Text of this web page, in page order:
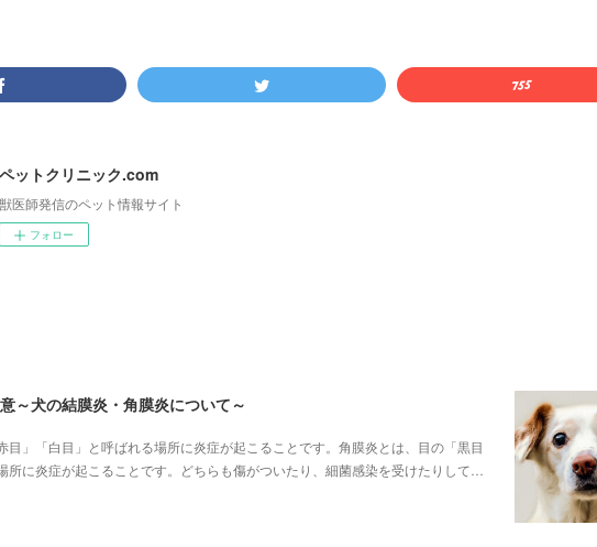
ペットクリニック.com
獣医師発信のペット情報サイト
フォロー
～犬の結膜炎・角膜炎について～
目」「白目」と呼ばれる場所に炎症が起こることです。角膜炎とは、目の「黒目
所に炎症が起こることです。どちらも傷がついたり、細菌感染を受けたりして…